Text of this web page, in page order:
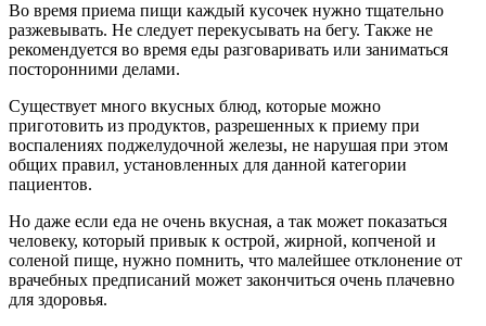
Во время приема пищи каждый кусочек нужно тщательно
разжевывать. Не следует перекусывать на бегу. Также не
рекомендуется во время еды разговаривать или заниматься
посторонними делами.
Существует много вкусных блюд, которые можно
приготовить из продуктов, разрешенных к приему при
воспалениях поджелудочной железы, не нарушая при этом
общих правил, установленных для данной категории
пациентов.
Но даже если еда не очень вкусная, а так может показаться
человеку, который привык к острой, жирной, копченой и
соленой пище, нужно помнить, что малейшее отклонение от
врачебных предписаний может закончиться очень плачевно
для здоровья.